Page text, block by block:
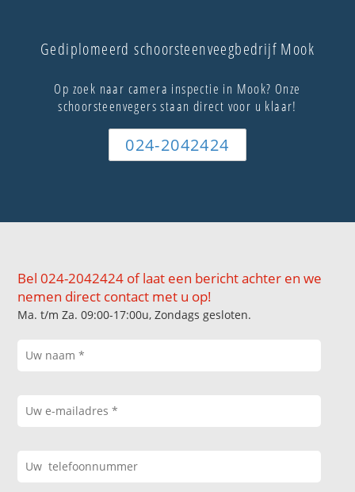
Gediplomeerd schoorsteenveegbedrijf Mook
Op zoek naar camera inspectie in Mook? Onze
schoorsteenvegers staan direct voor u klaar!
024-2042424
Bel 024-2042424 of laat een bericht achter en we
nemen direct contact met u op!
Ma. t/m Za. 09:00-17:00u, Zondags gesloten.